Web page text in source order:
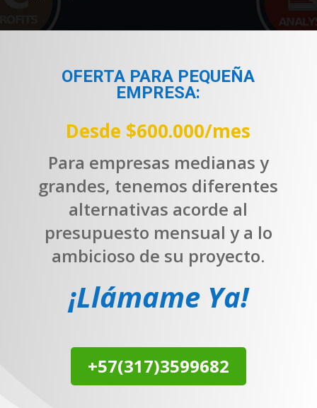
OFERTA PARA PEQUEÑA
EMPRESA:
Desde $600.000/mes
Para empresas medianas y
grandes, tenemos diferentes
alternativas acorde al
presupuesto mensual y a lo
ambicioso de su proyecto.
¡Llámame Ya!
+57(317)3599682